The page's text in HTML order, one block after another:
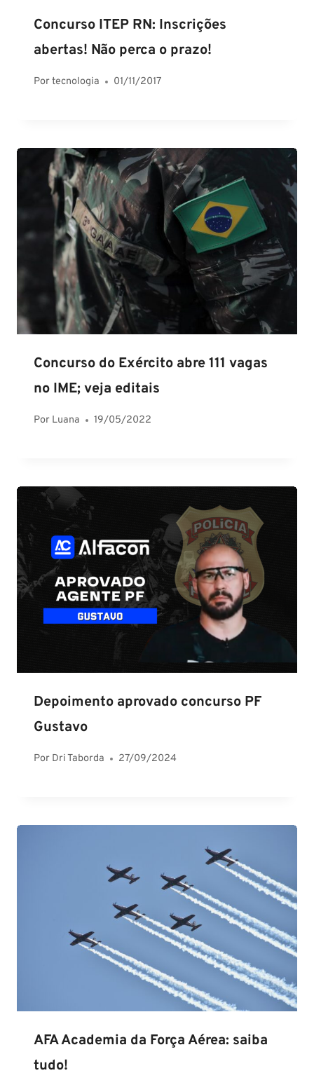
Concurso ITEP RN: Inscrições
abertas! Não perca o prazo!
Portecnologia 01/11/2017
Concurso do Exército abre 111 vagas
no IME; veja editais
Por Luana 19/05/2022
Depoimento aprovado concurso PF
Gustavo
Por Dri Taborda 27/09/2024
AFA Academia da Força Aérea: saiba
tudo!